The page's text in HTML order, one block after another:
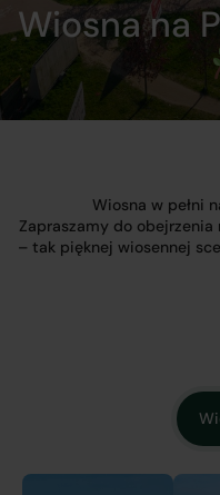
Wiosna na
Wiosna w pełni
Zapraszamy do obejrzenia
– tak pięknej wiosennej